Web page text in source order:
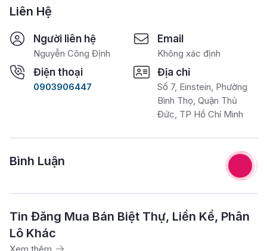
Liên Hệ
Người liên hệ
Nguyễn Công Định
Email
Không xác định
Điện thoại
0903906447
Địa chỉ
Số 7, Einstein, Phường
Bình Thọ, Quận Thủ
Đức, TP Hồ Chí Minh
Bình Luận
Tin Đăng Mua Bán Biệt Thự, Liền Kề, Phân
Lô Khác